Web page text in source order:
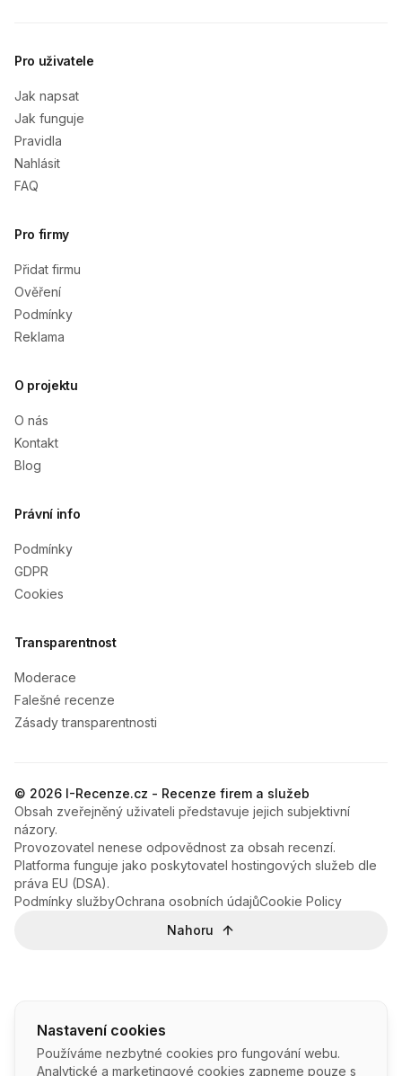
Nastavení cookies
Používáme nezbytné cookies pro fungování webu.
Analytické a marketingové cookies zapneme pouze s
Pro uživatele
Jak napsat
Jak funguje
Pravidla
Nahlásit
FAQ
Pro firmy
Přidat firmu
Ověření
Podmínky
Reklama
O projektu
O nás
Kontakt
Blog
Právní info
Podmínky
GDPR
Cookies
Transparentnost
Moderace
Falešné recenze
Zásady transparentnosti
© 2026 I-Recenze.cz - Recenze firem a služeb
Obsah zveřejněný uživateli představuje jejich subjektivní
názory.
Provozovatel nenese odpovědnost za obsah recenzí.
Platforma funguje jako poskytovatel hostingových služeb dle
práva EU (DSA).
Podmínky službyOchrana osobních údajůCookie Policy
Nahoru